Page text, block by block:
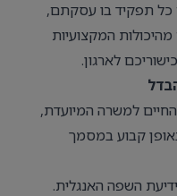
כל תפקיד בו עסקתם,
המקצועיות
לארגון.
למשרה המיועדת,
קבוע במסמך
השפה האנגלית.